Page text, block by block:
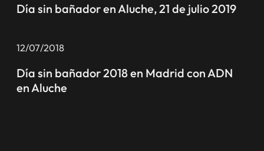
Día sin bañador en Aluche, 21 de julio 2019
12/07/2018
Día sin bañador 2018 en Madrid con ADN
en Aluche